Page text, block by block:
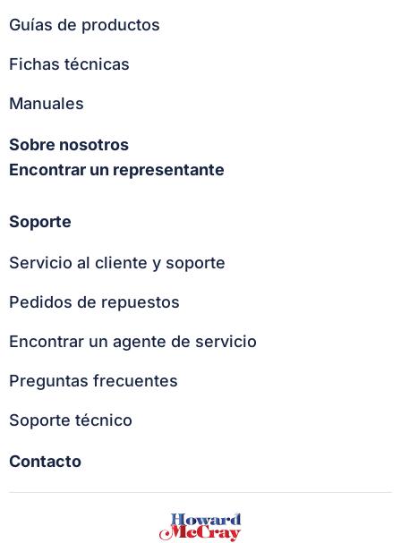
Guías de productos
Fichas técnicas
Manuales
Sobre nosotros
Encontrar un representante
Soporte
Servicio al cliente y soporte
Pedidos de repuestos
Encontrar un agente de servicio
Preguntas frecuentes
Soporte técnico
Contacto